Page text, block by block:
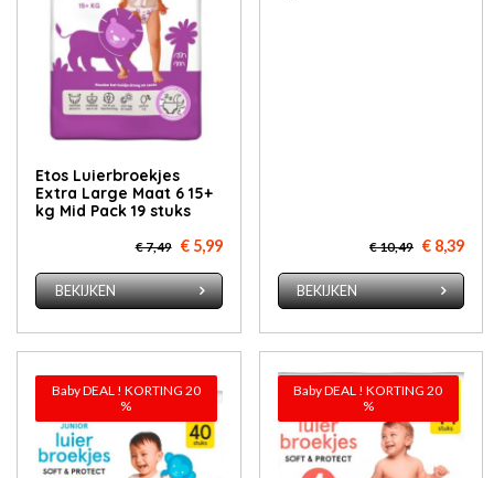
Etos Luierbroekjes
Extra Large Maat 6 15+
kg Mid Pack 19 stuks
€ 7,49 € 5,99
BEKIJKEN
€ 10,49 € 8,39
BEKIJKEN
Baby DEAL ! KORTING 20
%
Baby DEAL ! KORTING 20
%